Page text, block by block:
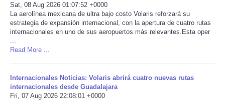
Ciencia
Deportes
Especiales
Sat, 08 Aug 2026 01:07:52 +0000
La aerolínea mexicana de ultra bajo costo Volaris reforzará su
estrategia de expansión internacional, con la apertura de cuatro rutas
internacionales en uno de sus aeropuertos más relevantes.Esta oper
Read More ...
Internacionales Noticias: Volaris abrirá cuatro nuevas rutas
internacionales desde Guadalajara
Fri, 07 Aug 2026 22:08:01 +0000